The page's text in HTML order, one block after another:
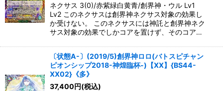
ネクサス 3(0)/赤紫緑白黄青/創界神・ウル Lv1
Lv2 このネクサスは創界神ネクサス対象の効果し
か受けない。 このネクサスには神託と創界神ネク
サス対象の効果でしかコアを置けず、そのコア…
〔状態A-〕(2019/5)創界神ロロ(バトスピチャン
ピオンシップ2018-神煌臨杯-)【XX】{BS44-
XX02}《多》
37,400円(税込)